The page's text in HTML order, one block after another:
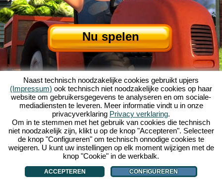
Nu spelen
Over My Free Farm|Het verhaal van dit browserspel|De mogelijkheden
AGV|Impressum|Privacybeleid|Regels| Forum|Support|
My Free Farm 2 App |Google Play|App Store|
Browsergames - Upjers.com| Cookies beheren
Naast technisch noodzakelijke cookies gebruikt upjers
(Impressum) ook technisch niet noodzakelijke cookies op haar
website om gebruikersgegevens te analyseren en om sociale-
mediadiensten te leveren. Meer informatie vindt u in onze
privacyverklaring Privacy verklaring.
Om in te stemmen met het gebruik van cookies die technisch
niet noodzakelijk zijn, klikt u op de knop "Accepteren". Selecteer
de knop "Configureren" om technisch onnodige cookies te
weigeren. U kunt uw instellingen op elk moment wijzigen met de
knop "Cookie" in de werkbalk.
ACCEPTEREN CONFIGUREREN